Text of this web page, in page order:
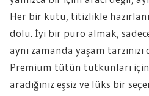
Her bir kutu, titizlikle
dolu. İyi bir puro almak, sadece
aynı zamanda yaşam
Premium tütün tutkunları
aradığınız eşsiz ve lüks bir